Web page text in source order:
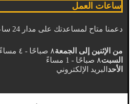
ساعات العمل
دعمنا متاح لمساعدتك على مدار 24 ساعة في اليوم.
من الإثنين إلى الجمعة٨ صباحًا - ٤ مساءً
السبت٨ صباحًا - 1 مساءً
الأحد البريد الإلكتروني